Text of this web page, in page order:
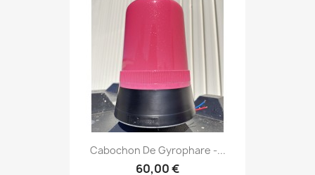
Cabochon De Gyrophare -...
60,00 €